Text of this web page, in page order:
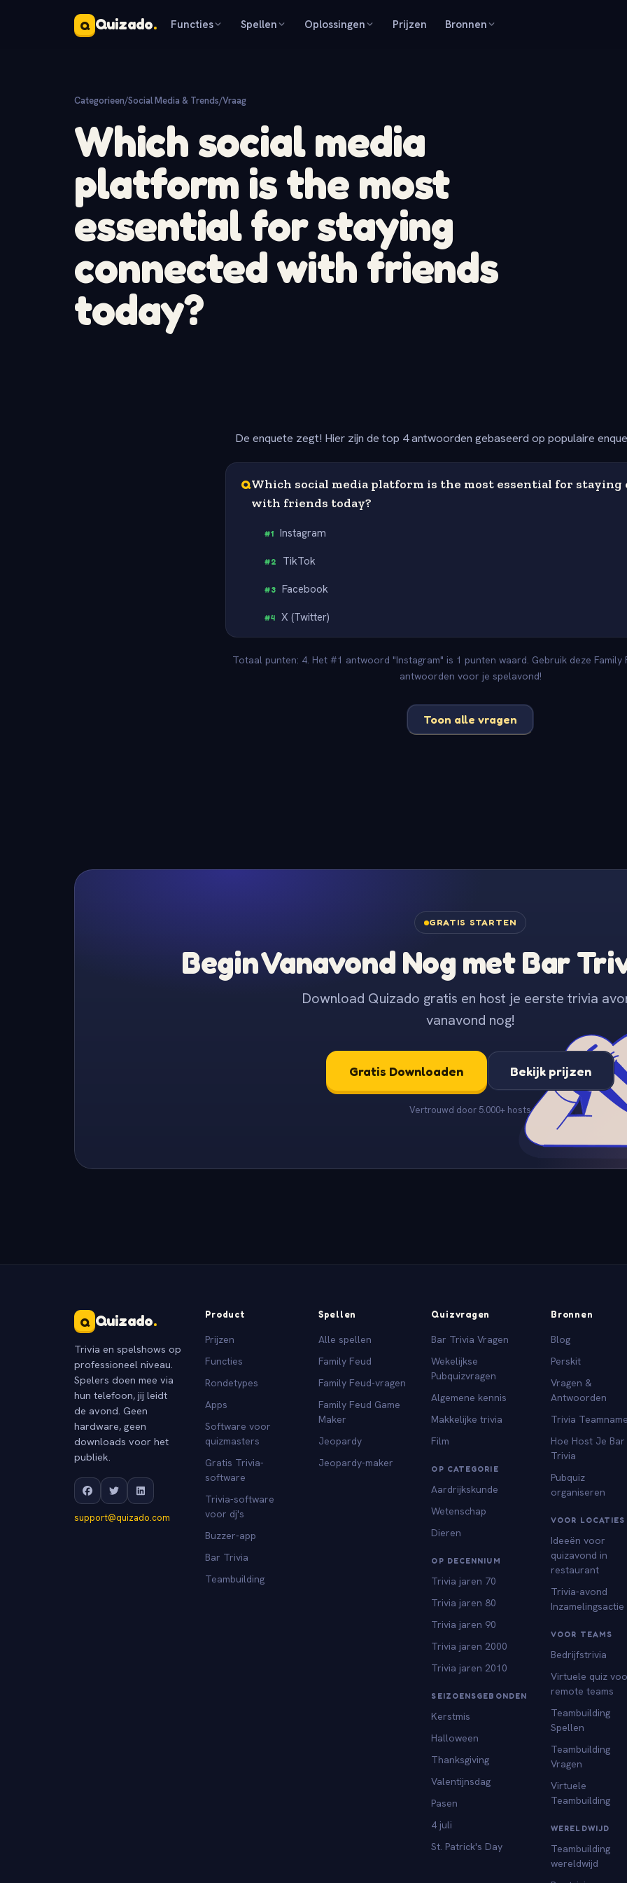
Q Quizado. Functies Spellen Oplossingen Prijzen Bronnen
Categorieen/Social Media & Trends/Vraag
Which social media
platform is the most
essential for staying
connected with friends
today?
De enquete zegt! Hier zijn de top 4 antwoorden gebaseerd op populaire
QWhich social media platform is the most essential for staying
with friends today?
#1 Instagram
#2 TikTok
#3 Facebook
#4 X (Twitter)
Totaal punten: 4. Het #1 antwoord "Instagram" is 1 punten waard. Gebruik deze Family
antwoorden voor je spelavond!
Toon alle vragen
GRATIS STARTEN
Begin Vanavond Nog met Bar
Download Quizado gratis en host je eerste trivia
vanavond nog!
Gratis Downloaden Bekijk prijzen
Vertrouwd door 5.000+ hosts
Q Quizado.
Trivia en spelshows op
professioneel niveau.
Spelers doen mee via
hun telefoon, jij leidt
de avond. Geen
hardware, geen
downloads voor het
publiek.
support@quizado.com
Product
Prijzen
Functies
Rondetypes
Apps
Software voor
quizmasters
Gratis Trivia-
software
Trivia-software
voor dj's
Buzzer-app
Bar Trivia
Teambuilding
Spellen
Alle spellen
Family Feud
Family Feud-vragen
Family Feud Game
Maker
Jeopardy
Jeopardy-maker
Quizvragen
Bar Trivia Vragen
Wekelijkse
Pubquizvragen
Algemene kennis
Makkelijke trivia
Film
OP CATEGORIE
Aardrijkskunde
Wetenschap
Dieren
OP DECENNIUM
Trivia jaren 70
Trivia jaren 80
Trivia jaren 90
Trivia jaren 2000
Trivia jaren 2010
SEIZOENSGEBONDEN
Kerstmis
Halloween
Thanksgiving
Valentijnsdag
Pasen
4 juli
St. Patrick's Day
Bronnen
Blog
Perskit
Vragen &
Antwoorden
Trivia
Hoe Host Je Bar
Trivia
Pubquiz
organiseren
VOOR LOCATIES
Ideeën voor
quizavond in
restaurant
Trivia-avond
Inzamelingsactie
VOOR TEAMS
Bedrijfstrivia
Virtuele quiz
remote teams
Teambuilding
Spellen
Teambuilding
Vragen
Virtuele
Teambuilding
WERELDWIJD
Teambuilding
wereldwijd